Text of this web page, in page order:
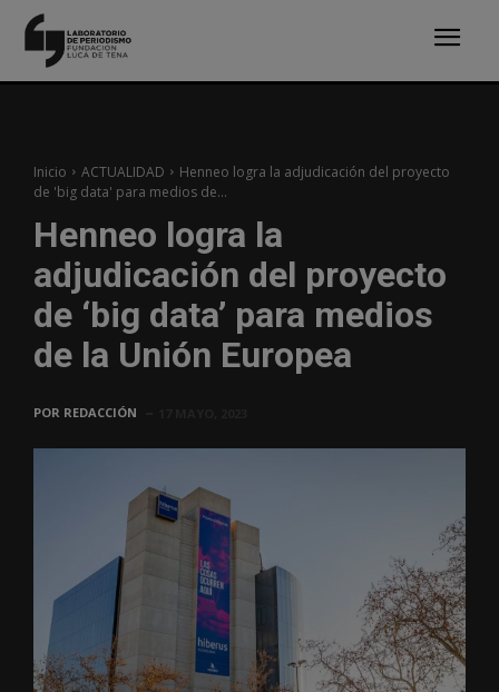
Inicio ACTUALIDAD
Henneo logra la adjudicación del proyecto
de 'big data' para medios de...
Henneo logra la
adjudicación del proyecto
de ‘big data’ para medios
de la Unión Europea
POR REDACCIÓN